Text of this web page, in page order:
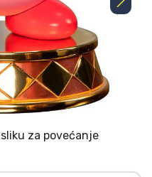
za povećanje